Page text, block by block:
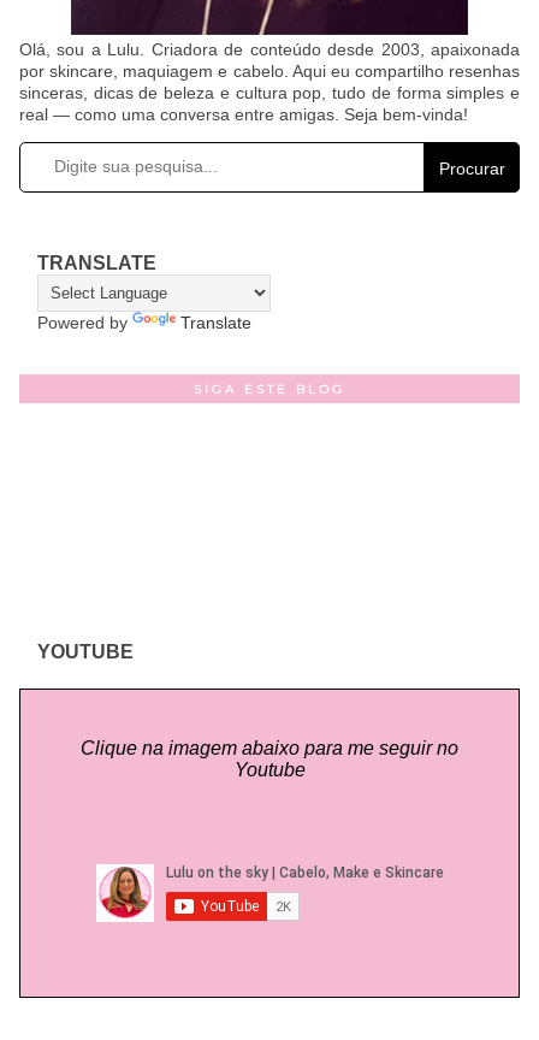
Olá, sou a Lulu. Criadora de conteúdo desde 2003, apaixonada
por skincare, maquiagem e cabelo. Aqui eu compartilho resenhas
sinceras, dicas de beleza e cultura pop, tudo de forma simples e
real — como uma conversa entre amigas. Seja bem-vinda!
Procurar
TRANSLATE
Powered by Translate
SIGA ESTE BLOG
YOUTUBE
Clique na imagem abaixo para me seguir no
Youtube